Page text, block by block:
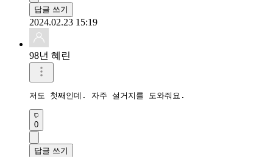
답글 쓰기
2024.02.23 15:19
98년 혜린
저도 첫째인데. 자주 설거지를 도와줘요.
0
답글 쓰기